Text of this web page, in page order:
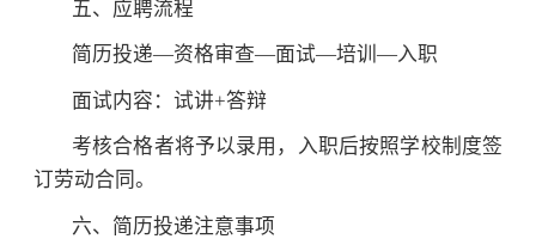
五、应聘流程
简历投递—资格审查—面试—培训—入职
面试内容：试讲+答辩
考核合格者将予以录用，入职后按照学校制度签
订劳动合同。
六、简历投递注意事项